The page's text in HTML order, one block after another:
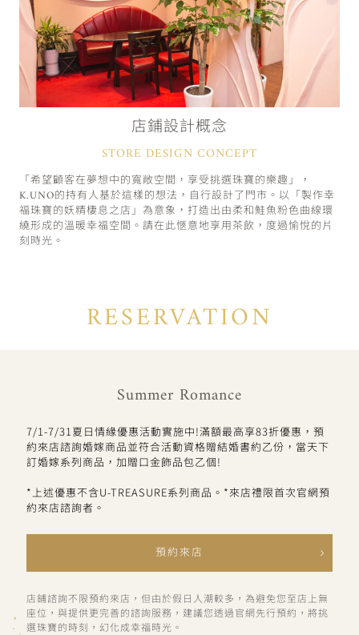
店鋪設計概念
STORE DESIGN CONCEPT
「希望顧客在夢想中的寬敞空間，享受挑選珠寶的樂趣」，
K.UNO的持有人基於這樣的想法，自行設計了門市。以「製作幸
福珠寶的妖精棲息之店」為意象，打造出由柔和鮭魚粉色曲線環
繞形成的溫暖幸福空間。請在此愜意地享用茶飲，度過愉悅的片
刻時光。
RESERVATION
Summer Romance
7/1-7/31夏日情緣優惠活動實施中!滿額最高享83折優惠，預
約來店諮詢婚嫁商品並符合活動資格贈結婚書約乙份，當天下
訂婚嫁系列商品，加贈口金飾品包乙個!
*上述優惠不含U-TREASURE系列商品。*來店禮限首次官網預
約來店諮詢者。
預約來店
店鋪諮詢不限預約來店，但由於假日人潮較多，為避免您至店上無
座位，與提供更完善的諮詢服務，建議您透過官網先行預約，將挑
選珠寶的時刻，幻化成幸福時光。